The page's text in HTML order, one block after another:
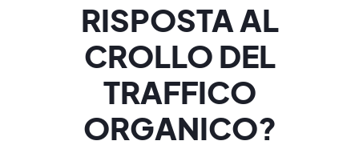
RISPOSTA AL
CROLLO DEL
TRAFFICO
ORGANICO?